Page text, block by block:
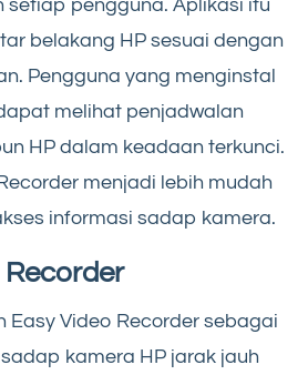
setiap pengguna. Aplikasi itu
belakang HP sesuai dengan
Pengguna yang menginstal
melihat penjadwalan
HP dalam keadaan terkunci.
menjadi lebih mudah
informasi sadap kamera.
Recorder
Easy Video Recorder sebagai
kamera HP jarak jauh